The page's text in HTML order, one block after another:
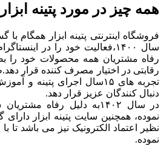
همه چیز در مورد پتینه ابزار
فروشگاه اینترنتی پتینه ابزار همگام
سال ۱۴۰۰،فعالیت خود را در
رفاه مشتریان همه محصولات خود را
رقابتی در اختیار مصرف کننده قرار
تجربه های ۱۵سال اجرای پتینه
دنبال کنندگان عزیز قرار دهد.
در سال ۱۴۰۲به دلیل رفاه
نموده، همچنین سایت پتینه ابزار دارای
نظیر اعتماد الکترونیک نیز می باشد تا
نموده.